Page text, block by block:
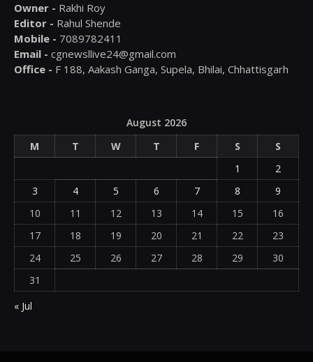
Owner - Rakhi Roy
Editor - Rahul Shende
Mobile - 7089782411
Email - cgnewsllive24@gmail.com
Office - F 188, Aakash Ganga, Supela, Bhilai, Chhattisgarh
August 2026
M
T W T F S
S
1
2
3
4 5 6 7 8
9
10
11 12 13 14 15
16
17
18 19 20 21 22
23
24
25 26 27 28 29
30
31
« Jul